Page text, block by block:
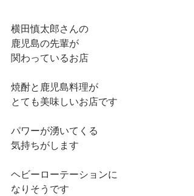
横田慎太郎さんの
鹿児島の先輩が
関わっているお店
焼酎と鹿児島料理が
とても美味しいお店です
パワーが湧いてくる
気持ちがします
ヘビーローテーションに
なりそうです